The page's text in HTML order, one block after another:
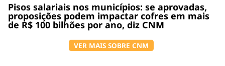
Pisos salariais nos municípios: se aprovadas,
proposições podem impactar cofres em mais
de R$ 100 bilhões por ano, diz CNM
VER MAIS SOBRE CNM